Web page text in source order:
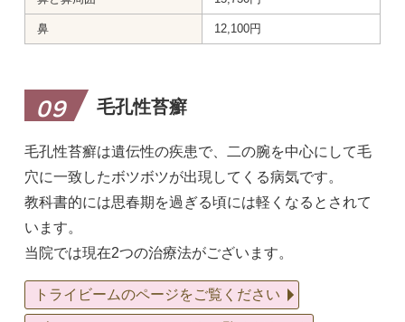
鼻 12,100円
09 毛孔性苔癬
毛孔性苔癬は遺伝性の疾患で、二の腕を中心にして毛
穴に一致したボツボツが出現してくる病気です。
教科書的には思春期を過ぎる頃には軽くなるとされて
います。
当院では現在2つの治療法がございます。
トライビームのページをご覧ください